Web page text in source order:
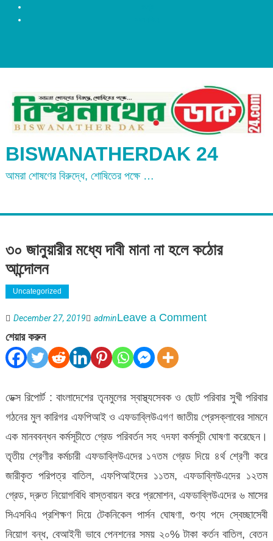
BISWANATHERDAK 24
আমরা শোষণের বিরুদ্ধে, শোষিতের পক্ষে …
৩০ জানুয়ারীর মধ্যে দাবী মানা না হলে কঠোর
আন্দোলন
Uncategorized
December 27, 2019 adminLeave a Commenton
দাবী
মানা
না
হলে
কঠোর
আন্দোলন
শেয়ার করুন
ডেক্স রিপোর্ট : বাংলাদেশের তৃনমুলের স্বাস্থ্যসেবক ও ছোট পরিবার সুখী পরিবার
গঠনের মুল কারিগর এফপিআই ও এফডাব্লিউএগণ জাতীয় প্রেসক্লাবের সামনে
এক মানববন্ধন কর্মসূচীতে গ্রেড পরিবর্তন সহ ৭দফা কর্মসূচী ঘোষণা করেছেন।
তৃতীয় শ্রেণীর কর্মচারী এফডাব্লিউএদের ১৭তম গ্রেড দিয়ে ৪র্থ শ্রেণী করে
জারীকৃত পরিপত্র বাতিল, এফপিআইদের ১১তম, এফডাব্লিউএদের ১২তম
গ্রেড, দ্রুত নিয়োগবিধি বাস্তবায়ন করে প্রমোশন, এফডাব্লিউএদের ৬ মাসের
সিএসবিএ প্রশিক্ষণ দিয়ে টেকনিকেল পার্সন ঘোষণা, শুণ্য পদে স্বেচ্ছাসেবী
নিয়োগ বন্ধ, বেআইনী ভাবে পেনশনের সময় ২০% টাকা কর্তন বাতিল, বেতন